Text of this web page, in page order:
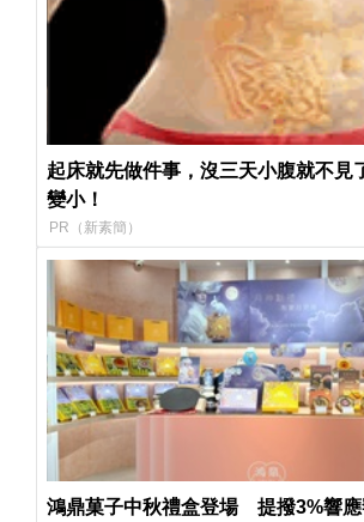
起床就先做件事，沒三天小腹就不見
變小！
PR（新素簡）
鴻鼎菓子中秋禮盒登場 提撥3%響應